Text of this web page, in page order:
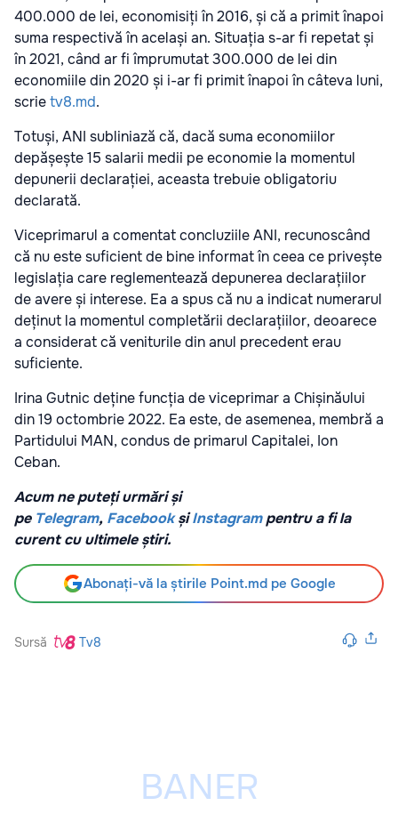
400.000 de lei, economisiți în 2016, și că a primit înapoi
suma respectivă în același an. Situația s-ar fi repetat și
în 2021, când ar fi împrumutat 300.000 de lei din
economiile din 2020 și i-ar fi primit înapoi în câteva luni,
scrietv8.md.
Totuși, ANI subliniază că, dacă suma economiilor
depășește 15 salarii medii pe economie la momentul
depunerii declarației, aceasta trebuie obligatoriu
declarată.
Viceprimarul a comentat concluziile ANI, recunoscând
că nu este suficient de bine informat în ceea ce privește
legislația care reglementează depunerea declarațiilor
de avere și interese. Ea a spus că nu a indicat numerarul
deținut la momentul completării declarațiilor, deoarece
a considerat că veniturile din anul precedent erau
suficiente.
Irina Gutnic deține funcția de viceprimar a Chișinăului
din 19 octombrie 2022. Ea este, de asemenea, membră a
Partidului MAN, condus de primarul Capitalei, Ion
Ceban.
Acum ne puteți urmări și
pe Telegram, Facebook șiInstagrampentru a fi la
curent cu ultimele știri.
Abonați-vă la știrile Point.md pe Google
Sursă Tv8